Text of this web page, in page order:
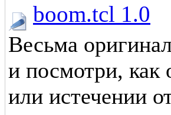
boom.tcl 1.0
Весьма
и посмотри, как
или истечении